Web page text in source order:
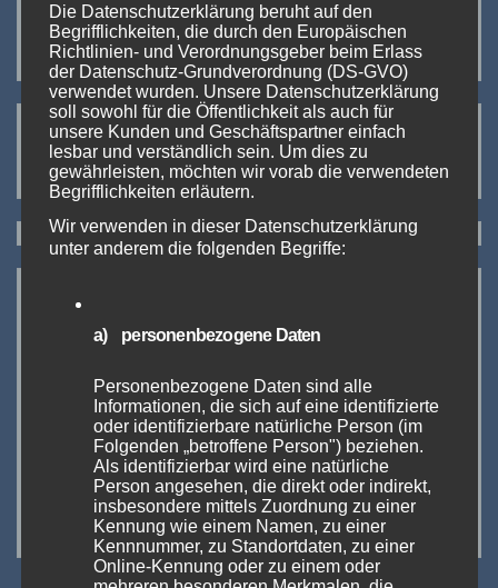
IMIST EPICSTORM SI DNA 100C
Neueste Kommentare:
Es sind keine Kommentare vorhanden.
https://www.intertabac.de
Die Datenschutzerklärung beruht auf den
Begrifflichkeiten, die durch den Europäischen
Richtlinien- und Verordnungsgeber beim Erlass
der Datenschutz-Grundverordnung (DS-GVO)
verwendet wurden. Unsere Datenschutzerklärung
soll sowohl für die Öffentlichkeit als auch für
unsere Kunden und Geschäftspartner einfach
lesbar und verständlich sein. Um dies zu
gewährleisten, möchten wir vorab die verwendeten
Begrifflichkeiten erläutern.
Wir verwenden in dieser Datenschutzerklärung
unter anderem die folgenden Begriffe:
a) personenbezogene Daten
Personenbezogene Daten sind alle
Informationen, die sich auf eine identifizierte
oder identifizierbare natürliche Person (im
Folgenden „betroffene Person") beziehen.
Als identifizierbar wird eine natürliche
Person angesehen, die direkt oder indirekt,
insbesondere mittels Zuordnung zu einer
Kennung wie einem Namen, zu einer
Kennnummer, zu Standortdaten, zu einer
Online-Kennung oder zu einem oder